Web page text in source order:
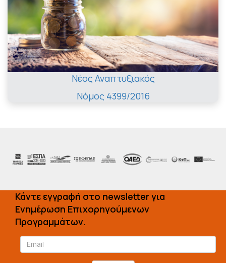
Νέος Αναπτυξιακός
Νόμος 4399/2016
Κάντε εγγραφή στο newsletter για
Ενημέρωση Επιχορηγούμενων
Προγραμμάτων.